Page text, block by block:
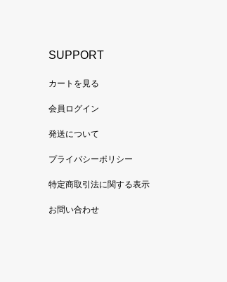
SUPPORT
カートを見る
会員ログイン
発送について
プライバシーポリシー
特定商取引法に関する表示
お問い合わせ